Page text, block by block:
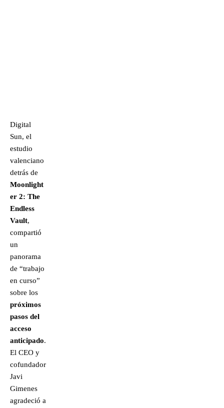
Digital
Sun, el
estudio
valenciano
detrás de
Moonlight
er 2: The
Endless
Vault,
compartió
un
panorama
de “trabajo
en curso”
sobre los
próximos
pasos del
acceso
anticipado.
El CEO y
cofundador
Javi
Gimenes
agradeció a